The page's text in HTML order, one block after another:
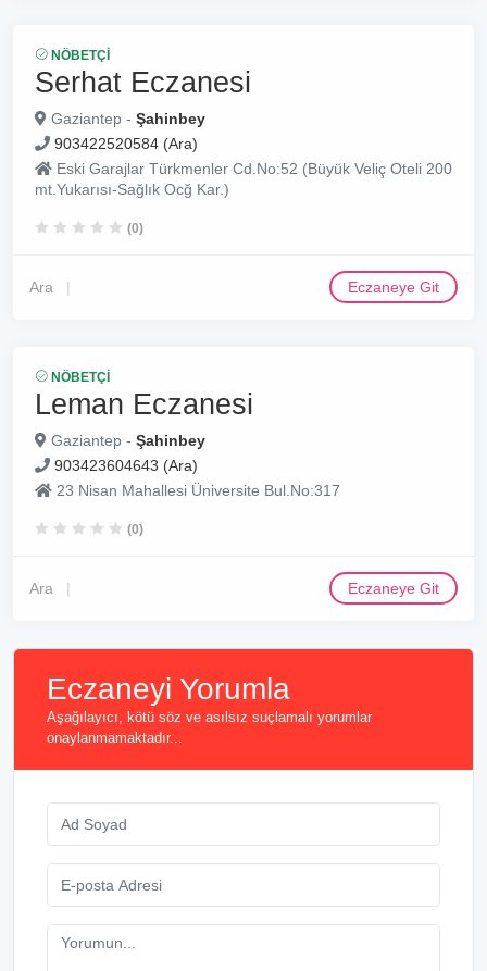
NÖBETÇI
Serhat Eczanesi
Gaziantep - Şahinbey
903422520584 (Ara)
Eski Garajlar Türkmenler Cd.No:52 (Büyük Veliç Oteli 200
mt.Yukarısı-Sağlık Ocğ Kar.)
(0)
Ara Eczaneye Git
NÖBETÇI
Leman Eczanesi
Gaziantep - Şahinbey
903423604643 (Ara)
23 Nisan Mahallesi Üniversite Bul.No:317
(0)
Ara Eczaneye Git
Eczaneyi Yorumla
Aşağılayıcı, kötü söz ve asılsız suçlamalı yorumlar
onaylanmamaktadır...